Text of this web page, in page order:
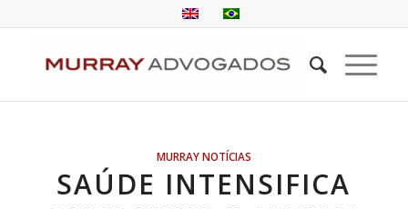
MURRAY NOTÍCIAS
SAÚDE INTENSIFICA